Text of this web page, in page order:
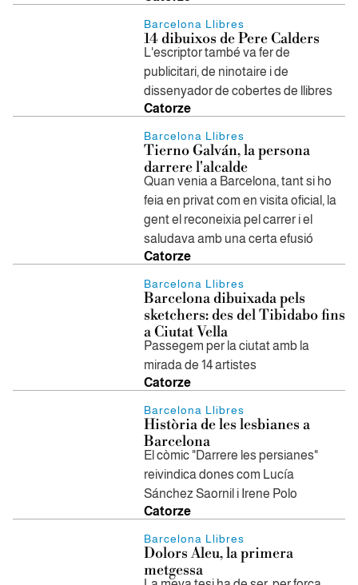
Barcelona Llibres
14 dibuixos de Pere Calders
L'escriptor també va fer de
publicitari, de ninotaire i de
dissenyador de cobertes de llibres
Catorze
Barcelona Llibres
Tierno Galván, la persona
darrere l'alcalde
Quan venia a Barcelona, tant si ho
feia en privat com en visita oficial, la
gent el reconeixia pel carrer i el
saludava amb una certa efusió
Catorze
Barcelona Llibres
Barcelona dibuixada pels
sketchers: des del Tibidabo fins
a Ciutat Vella
Passegem per la ciutat amb la
mirada de 14 artistes
Catorze
Barcelona Llibres
Història de les lesbianes a
Barcelona
El còmic "Darrere les persianes"
reivindica dones com Lucía
Sánchez Saornil i Irene Polo
Catorze
Barcelona Llibres
Dolors Aleu, la primera
metgessa